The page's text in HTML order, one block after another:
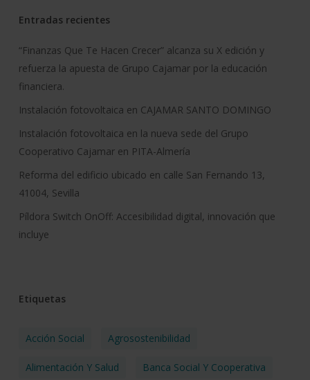
Entradas recientes
“Finanzas Que Te Hacen Crecer” alcanza su X edición y
refuerza la apuesta de Grupo Cajamar por la educación
financiera.
Instalación fotovoltaica en CAJAMAR SANTO DOMINGO
Instalación fotovoltaica en la nueva sede del Grupo
Cooperativo Cajamar en PITA-Almería
Reforma del edificio ubicado en calle San Fernando 13,
41004, Sevilla
Píldora Switch OnOff: Accesibilidad digital, innovación que
incluye
Etiquetas
Acción Social Agrosostenibilidad
Alimentación Y Salud Banca Social Y Cooperativa